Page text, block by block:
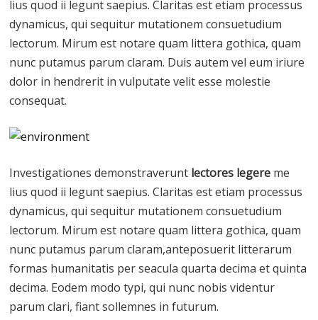
lius quod ii legunt saepius. Claritas est etiam processus
dynamicus, qui sequitur mutationem consuetudium
lectorum. Mirum est notare quam littera gothica, quam
nunc putamus parum claram. Duis autem vel eum iriure
dolor in hendrerit in vulputate velit esse molestie
consequat.
Investigationes demonstraverunt lectores legere me
lius quod ii legunt saepius. Claritas est etiam processus
dynamicus, qui sequitur mutationem consuetudium
lectorum. Mirum est notare quam littera gothica, quam
nunc putamus parum claram,anteposuerit litterarum
formas humanitatis per seacula quarta decima et quinta
decima. Eodem modo typi, qui nunc nobis videntur
parum clari, fiant sollemnes in futurum.